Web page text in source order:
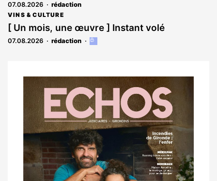
07.08.2026 rédaction
VINS & CULTURE
[ Un mois, une œuvre ] Instant volé
07.08.2026 rédaction
Cet
aux
abonnés
Notre
dernier
magazine